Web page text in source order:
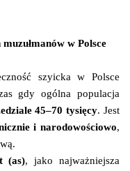
w Polsce
szyicka w Polsce
gdy ogólna populacja
45–70 tysięcy. Jest
i narodowościowo,
(as), jako najważniejsza